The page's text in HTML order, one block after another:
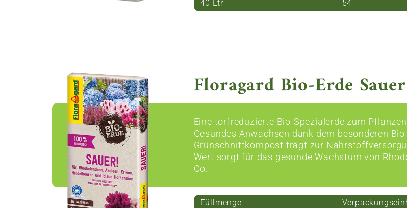
40 Ltr
54
Floragard Bio-Erde
Eine torfreduzierte Bio-Spezialerde zum
Gesundes Anwachsen dank dem besonderen
Grünschnittkompost trägt zur
Wert sorgt für das gesunde Wachstum von
Co.
Füllmenge